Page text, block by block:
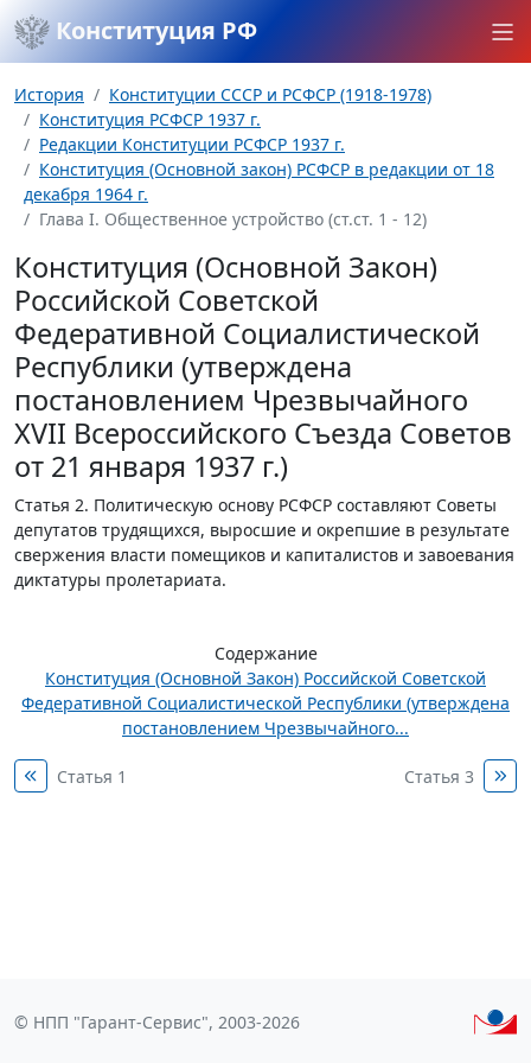
Конституция РФ
История
Конституции СССР и РСФСР (1918-1978)
Конституция РСФСР 1937 г.
Редакции Конституции РСФСР 1937 г.
Конституция (Основной закон) РСФСР в редакции от 18
декабря 1964 г.
Глава I. Общественное устройство (ст.ст. 1 - 12)
Конституция (Основной Закон)
Российской Советской
Федеративной Социалистической
Республики (утверждена
постановлением Чрезвычайного
XVII Всероссийского Съезда Советов
от 21 января 1937 г.)
Статья 2. Политическую основу РСФСР составляют Советы
депутатов трудящихся, выросшие и окрепшие в результате
свержения власти помещиков и капиталистов и завоевания
диктатуры пролетариата.
Содержание
Конституция (Основной Закон) Российской Советской
Федеративной Социалистической Республики (утверждена
постановлением Чрезвычайного...
Статья 1 Статья 3
© НПП "Гарант-Сервис", 2003-2026